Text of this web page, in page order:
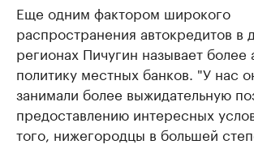
Еще одним фактором широкого
распространения автокредитов в
регионах Пичугин называет более
политику местных банков. "У нас
занимали более выжидательную
предоставлению интересных
того, нижегородцы в большей